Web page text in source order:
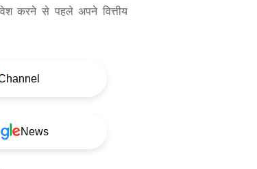
करने से पहले अपने वित्तीय
News